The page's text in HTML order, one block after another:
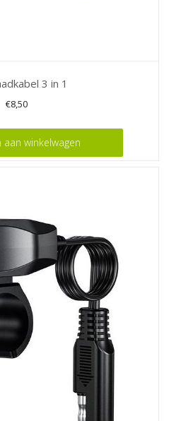
3 in 1
€8,50
aan winkelwagen